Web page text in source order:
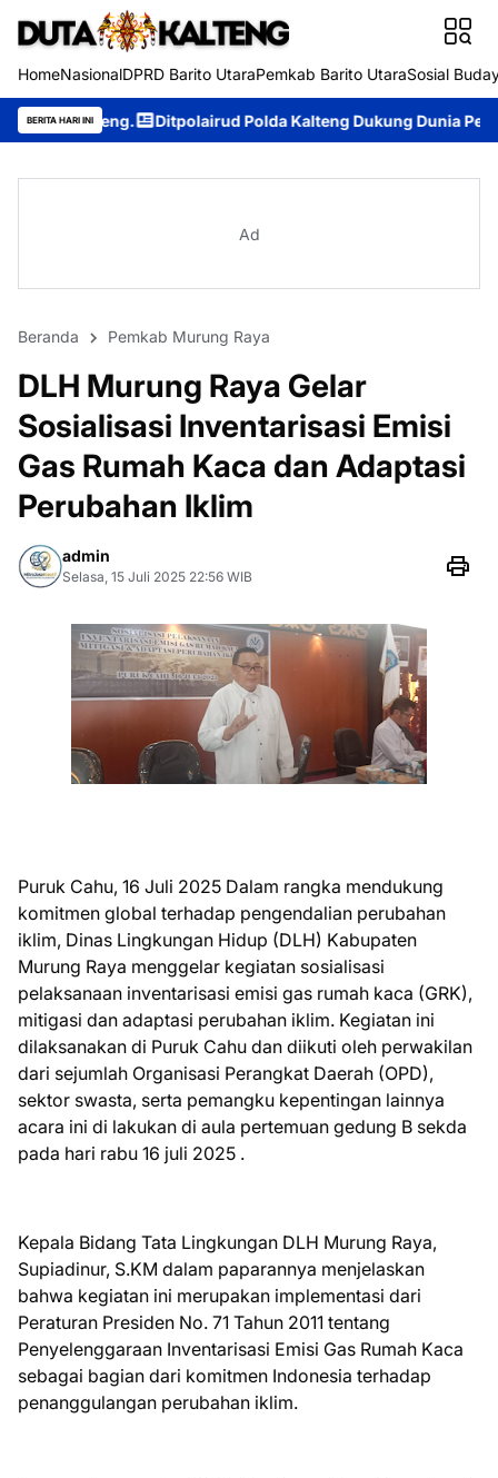
HomeNasionalDPRD Barito UtaraPemkab Barito UtaraSosial
BERITA HARI INI
Ditpolairud Polda Kalteng Dukung Dunia Pendidikan Lewat
Ad
Beranda Pemkab Murung Raya
DLH Murung Raya Gelar
Sosialisasi Inventarisasi Emisi
Gas Rumah Kaca dan Adaptasi
Perubahan Iklim
admin
Selasa, 15 Juli 2025 22:56 WIB
Puruk Cahu, 16 Juli 2025 Dalam rangka mendukung
komitmen global terhadap pengendalian perubahan
iklim, Dinas Lingkungan Hidup (DLH) Kabupaten
Murung Raya menggelar kegiatan sosialisasi
pelaksanaan inventarisasi emisi gas rumah kaca (GRK),
mitigasi dan adaptasi perubahan iklim. Kegiatan ini
dilaksanakan di Puruk Cahu dan diikuti oleh perwakilan
dari sejumlah Organisasi Perangkat Daerah (OPD),
sektor swasta, serta pemangku kepentingan lainnya
acara ini di lakukan di aula pertemuan gedung B sekda
pada hari rabu 16 juli 2025 .
Kepala Bidang Tata Lingkungan DLH Murung Raya,
Supiadinur, S.KM dalam paparannya menjelaskan
bahwa kegiatan ini merupakan implementasi dari
Peraturan Presiden No. 71 Tahun 2011 tentang
Penyelenggaraan Inventarisasi Emisi Gas Rumah Kaca
sebagai bagian dari komitmen Indonesia terhadap
penanggulangan perubahan iklim.